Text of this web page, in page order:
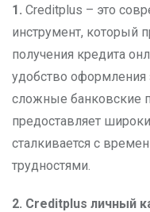
1. Creditplus – это
инструмент, который
получения кредита
удобство оформления
сложные банковские
предоставляет
сталкивается с
трудностями.
2. Creditplus личный